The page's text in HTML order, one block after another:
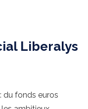
Liberalys
du fonds euros